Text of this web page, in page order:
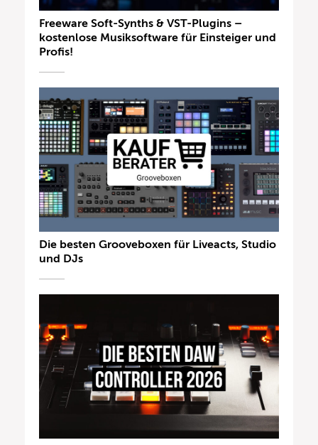
Freeware Soft-Synths & VST-Plugins –
kostenlose Musiksoftware für Einsteiger und
Profis!
Die besten Grooveboxen für Liveacts, Studio
und DJs